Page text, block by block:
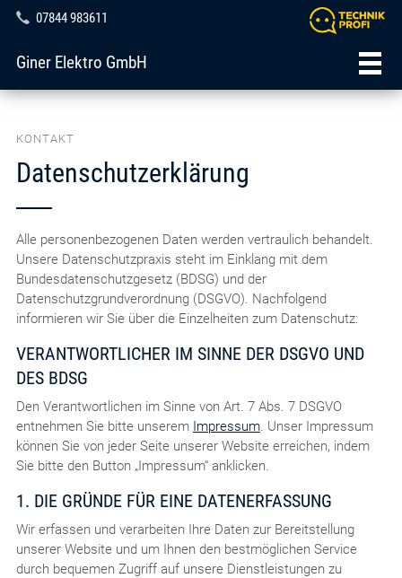
07844 983611
Giner Elektro GmbH
KONTAKT
Datenschutzerklärung
Alle personenbezogenen Daten werden vertraulich behandelt.
Unsere Datenschutzpraxis steht im Einklang mit dem
Bundesdatenschutzgesetz (BDSG) und der
Datenschutzgrundverordnung (DSGVO). Nachfolgend
informieren wir Sie über die Einzelheiten zum Datenschutz:
VERANTWORTLICHER IM SINNE DER DSGVO UND
DES BDSG
Den Verantwortlichen im Sinne von Art. 7 Abs. 7 DSGVO
entnehmen Sie bitte unserem Impressum. Unser Impressum
können Sie von jeder Seite unserer Website erreichen, indem
Sie bitte den Button „Impressum“ anklicken.
1. DIE GRÜNDE FÜR EINE DATENERFASSUNG
Wir erfassen und verarbeiten Ihre Daten zur Bereitstellung
unserer Website und um Ihnen den bestmöglichen Service
durch bequemen Zugriff auf unsere Dienstleistungen zu